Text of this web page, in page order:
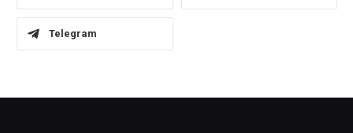
Telegram